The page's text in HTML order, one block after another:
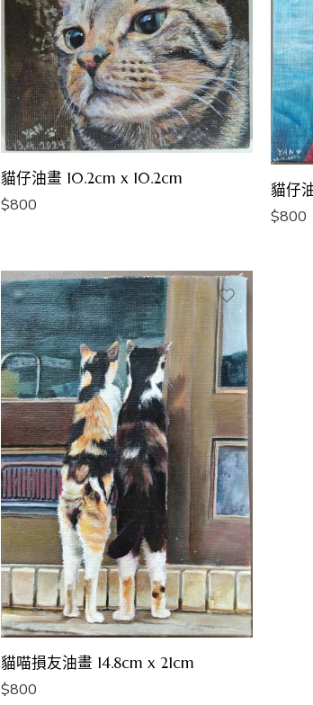
貓仔油畫 10.2cm x 10.2cm
$800
貓仔
$800
貓喵損友油畫 14.8cm x 21cm
$800